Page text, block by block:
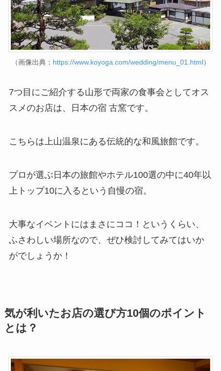
（画像出典： https://www.koyoga.com/wedding/menu_01.html）
7つ目にご紹介する山形で両家の食事会としてオス
スメのお店は、日本の宿 古窯です。
こちらは上山温泉にある伝統的な和風旅館です。
プロが選ぶ日本の旅館やホテル100選の中に40年以
上トップ10に入るという自慢の宿。
大事なイベントにはまさにココ！というくらい、
ふさわしい場所なので、ぜひ検討してみてはいか
がでしょうか！
気が利いたお店の選び方10個のポイント
とは？